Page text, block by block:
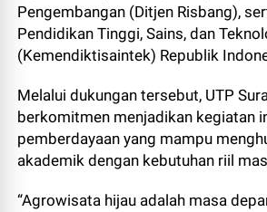
Pengembangan (Ditjen Risbang),
Pendidikan Tinggi, Sains, dan
(Kemendiktisaintek) Republik
Melalui dukungan tersebut, UTP
berkomitmen menjadikan kegiatan
pemberdayaan yang mampu
akademik dengan kebutuhan riil
“Agrowisata hijau adalah masa